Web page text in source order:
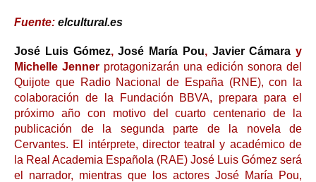
Fuente: elcultural.es
José Luis Gómez,José María Pou, Javier Cámara y
Michelle Jenner protagonizarán una edición sonora del
Quijote que Radio Nacional de España (RNE), con la
colaboración de la Fundación BBVA, prepara para el
próximo año con motivo del cuarto centenario de la
publicación de la segunda parte de la novela de
Cervantes. El intérprete, director teatral y académico de
la Real Academia Española (RAE) José Luis Gómez será
el narrador, mientras que los actores José María Pou,